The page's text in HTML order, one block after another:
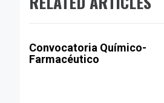
Convocatoria Químico-
Farmacéutico